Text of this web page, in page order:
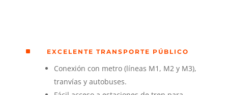
^ EXCELENTE TRANSPORTE PÚBLICO
Conexión con metro (líneas M1, M2 y M3),
tranvías y autobuses.